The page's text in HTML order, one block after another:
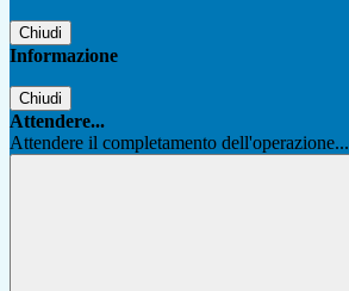
Chiudi
Informazione
Chiudi
Attendere...
Attendere il completamento dell'operazione...